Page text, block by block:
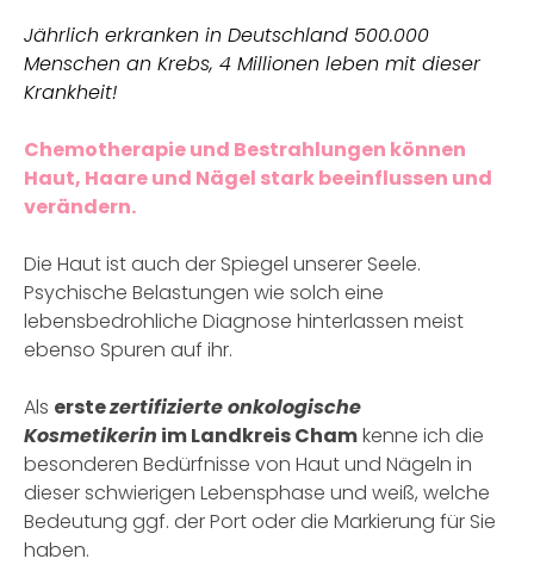
Jährlich erkranken in Deutschland 500.000
Menschen an Krebs, 4 Millionen leben mit dieser
Krankheit!
Chemotherapie und Bestrahlungen können
Haut, Haare und Nägel stark beeinflussen und
verändern.
Die Haut ist auch der Spiegel unserer Seele.
Psychische Belastungen wie solch eine
lebensbedrohliche Diagnose hinterlassen meist
ebenso Spuren auf ihr.
Als erstezertifizierte onkologische
Kosmetikerin im Landkreis Chamkenne ich die
besonderen Bedürfnisse von Haut und Nägeln in
dieser schwierigen Lebensphase und weiß, welche
Bedeutung ggf. der Port oder die Markierung für Sie
haben.